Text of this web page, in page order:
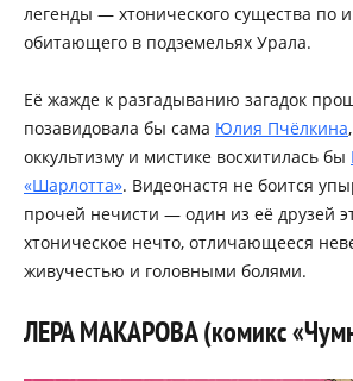
легенды — хтонического существа по
обитающего в подземельях Урала.
Её жажде к разгадыванию загадок
позавидовала бы сама Юлия Пчёлкина
оккультизму и мистике восхитилась бы
«Шарлотта». Видеонастя не боится
прочей нечисти — один из её друзей
хтоническое нечто, отличающееся
живучестью и головными болями.
ЛЕРА МАКАРОВА (комикс